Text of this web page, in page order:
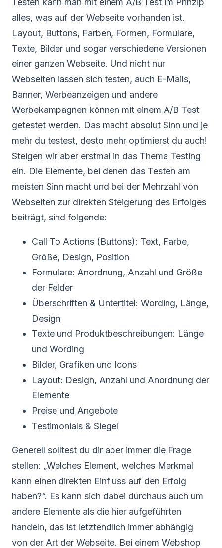
alles, was auf der Webseite vorhanden ist.
Layout, Buttons, Farben, Formen, Formulare,
Texte, Bilder und sogar verschiedene Versionen
einer ganzen Webseite. Und nicht nur
Webseiten lassen sich testen, auch E-Mails,
Banner, Werbeanzeigen und andere
Werbekampagnen können mit einem A/B Test
getestet werden. Das macht absolut Sinn und je
mehr du testest, desto mehr optimierst du auch!
Steigen wir aber erstmal in das Thema Testing
ein. Die Elemente, bei denen das Testen am
meisten Sinn macht und bei der Mehrzahl von
Webseiten zur direkten Steigerung des Erfolges
beiträgt, sind folgende:
Call To Actions (Buttons): Text, Farbe,
Größe, Design, Position
Formulare: Anordnung, Anzahl und Größe
der Felder
Überschriften & Untertitel: Wording, Länge,
Design
Texte und Produktbeschreibungen: Länge
und Wording
Bilder, Grafiken und Icons
Layout: Design, Anzahl und Anordnung der
Elemente
Preise und Angebote
Testimonials & Siegel
Generell solltest du dir aber immer die Frage
stellen: „Welches Element, welches Merkmal
kann einen direkten Einfluss auf den Erfolg
haben?“. Es kann sich dabei durchaus auch um
andere Elemente als die hier aufgeführten
handeln, das ist letztendlich immer abhängig
von der Art der Webseite. Bei einem Webshop